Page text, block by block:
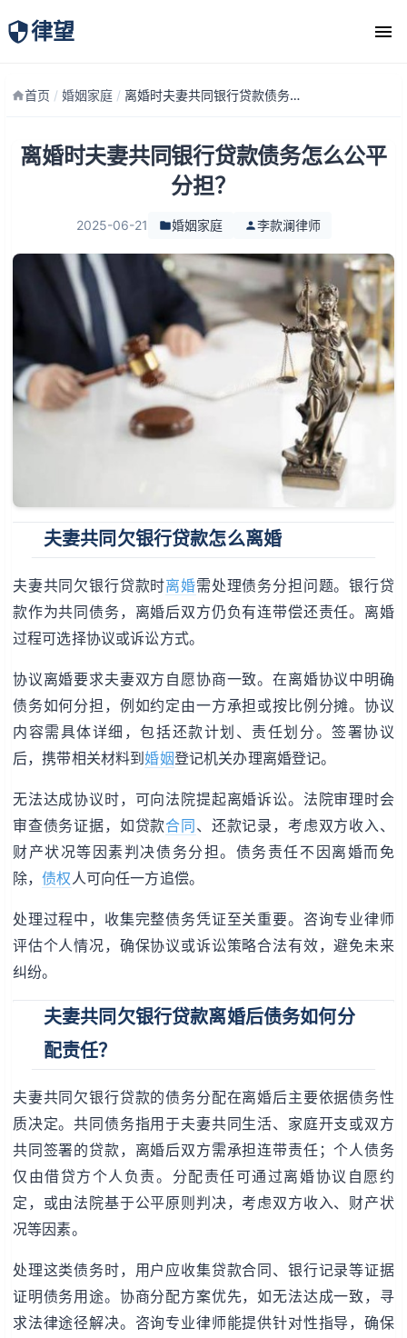
律望
律师团队
首页 / 婚姻家庭 / 离婚时夫妻共同银行贷款债务怎么公平分担？
离婚时夫妻共同银行贷款债务怎么公平
分担？
2025-06-21 婚姻家庭 李款澜律师
夫妻共同欠银行贷款怎么离婚
夫妻共同欠银行贷款时离婚需处理债务分担问题。银行贷
款作为共同债务，离婚后双方仍负有连带偿还责任。离婚
过程可选择协议或诉讼方式。
协议离婚要求夫妻双方自愿协商一致。在离婚协议中明确
债务如何分担，例如约定由一方承担或按比例分摊。协议
内容需具体详细，包括还款计划、责任划分。签署协议
后，携带相关材料到婚姻登记机关办理离婚登记。
无法达成协议时，可向法院提起离婚诉讼。法院审理时会
审查债务证据，如贷款合同、还款记录，考虑双方收入、
财产状况等因素判决债务分担。债务责任不因离婚而免
除，债权 人可向任一方追偿。
处理过程中，收集完整债务凭证至关重要。咨询专业律师
评估个人情况，确保协议或诉讼策略合法有效，避免未来
纠纷。
夫妻共同欠银行贷款离婚后债务如何分
配责任？
夫妻共同欠银行贷款的债务分配在离婚后主要依据债务性
质决定。共同债务指用于夫妻共同生活、家庭开支或双方
共同签署的贷款，离婚后双方需承担连带责任；个人债务
仅由借贷方个人负责。分配责任可通过离婚协议自愿约
定，或由法院基于公平原则判决，考虑双方收入、财产状
况等因素。
处理这类债务时，用户应收集贷款合同、银行记录等证据
证明债务用途。协商分配方案优先，如无法达成一致，寻
求法律途径解决。咨询专业律师能提供针对性指导，确保